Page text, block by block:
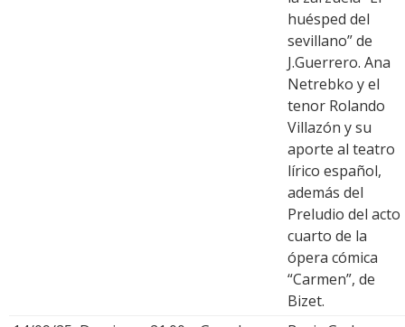
huésped del
sevillano” de
J.Guerrero. Ana
Netrebko y el
tenor Rolando
Villazón y su
aporte al teatro
lírico español,
además del
Preludio del acto
cuarto de la
ópera cómica
“Carmen”, de
Bizet.